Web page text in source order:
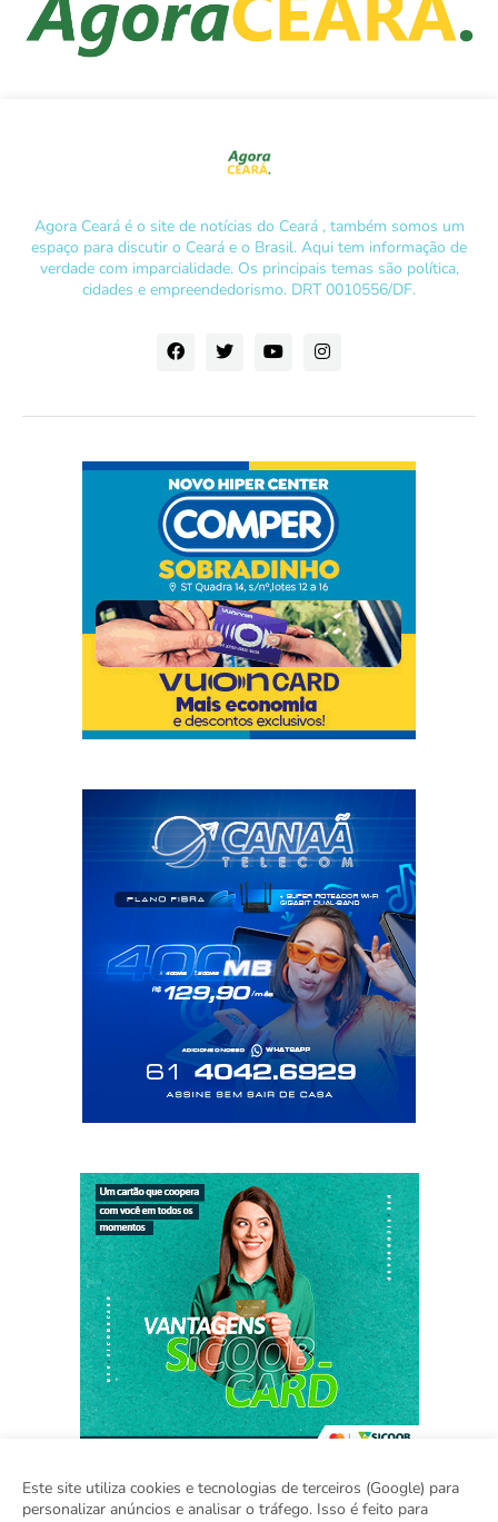
Agora Ceará é o site de notícias do Ceará , também somos um
espaço para discutir o Ceará e o Brasil. Aqui tem informação de
verdade com imparcialidade. Os principais temas são política,
cidades e empreendedorismo. DRT 0010556/DF.
Este site utiliza cookies e tecnologias de terceiros (Google) para
personalizar anúncios e analisar o tráfego. Isso é feito para